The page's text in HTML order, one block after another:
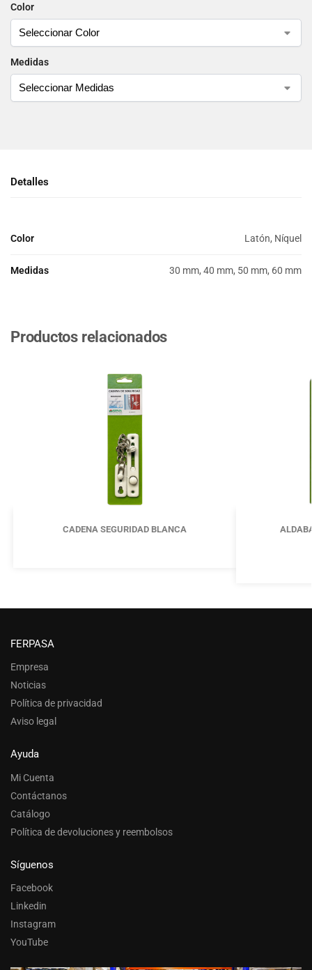
Color
Medidas
Detalles
Color Latón, Níquel
Medidas 30 mm, 40 mm, 50 mm, 60 mm
Productos relacionados
CADENA SEGURIDAD BLANCA
FERPASA
Empresa
Noticias
Política de privacidad
Aviso legal
Ayuda
Mi Cuenta
Contáctanos
Catálogo
Política de devoluciones y reembolsos
Síguenos
Facebook
Linkedin
Instagram
YouTube